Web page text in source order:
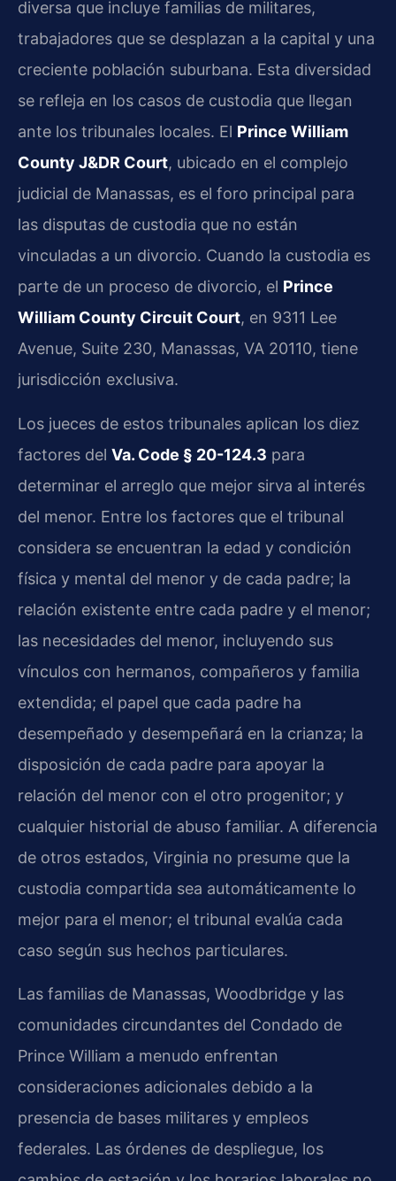
diversa que incluye familias de militares,
trabajadores que se desplazan a la capital y una
creciente población suburbana. Esta diversidad
se refleja en los casos de custodia que llegan
ante los tribunales locales. El Prince William
County J&DR Court, ubicado en el complejo
judicial de Manassas, es el foro principal para
las disputas de custodia que no están
vinculadas a un divorcio. Cuando la custodia es
parte de un proceso de divorcio, el Prince
William County Circuit Court, en 9311 Lee
Avenue, Suite 230, Manassas, VA 20110, tiene
jurisdicción exclusiva.
Los jueces de estos tribunales aplican los diez
factores del Va. Code § 20-124.3 para
determinar el arreglo que mejor sirva al interés
del menor. Entre los factores que el tribunal
considera se encuentran la edad y condición
física y mental del menor y de cada padre; la
relación existente entre cada padre y el menor;
las necesidades del menor, incluyendo sus
vínculos con hermanos, compañeros y familia
extendida; el papel que cada padre ha
desempeñado y desempeñará en la crianza; la
disposición de cada padre para apoyar la
relación del menor con el otro progenitor; y
cualquier historial de abuso familiar. A diferencia
de otros estados, Virginia no presume que la
custodia compartida sea automáticamente lo
mejor para el menor; el tribunal evalúa cada
caso según sus hechos particulares.
Las familias de Manassas, Woodbridge y las
comunidades circundantes del Condado de
Prince William a menudo enfrentan
consideraciones adicionales debido a la
presencia de bases militares y empleos
federales. Las órdenes de despliegue, los